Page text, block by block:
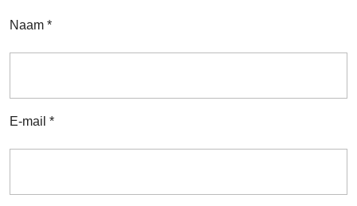
Naam *
E-mail *